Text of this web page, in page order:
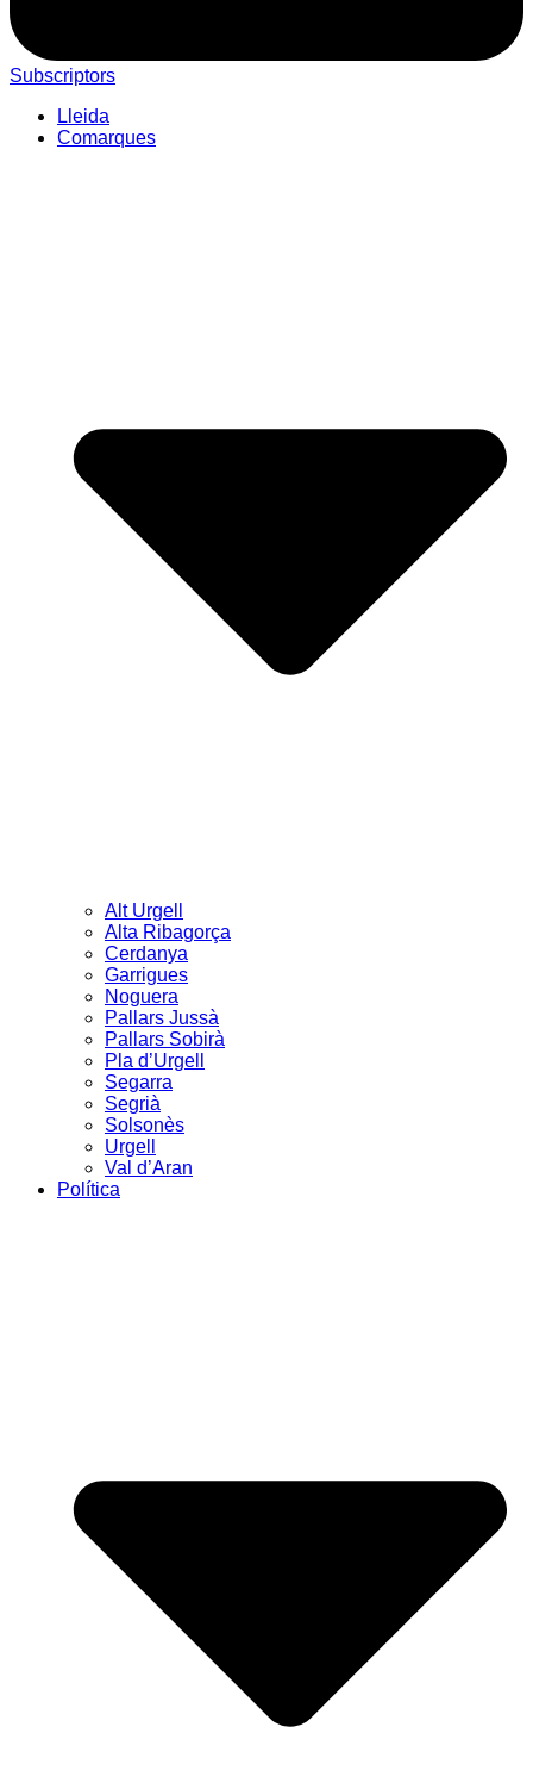
Subscriptors
Lleida
Comarques
Alt Urgell
Alta Ribagorça
Cerdanya
Garrigues
Noguera
Pallars Jussà
Pallars Sobirà
Pla d’Urgell
Segarra
Segrià
Solsonès
Urgell
Val d’Aran
Política